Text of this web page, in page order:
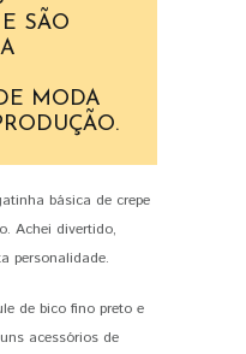
SÃO
MODA
básica de crepe
Achei divertido,
personalidade.
de bico fino preto e
acessórios de